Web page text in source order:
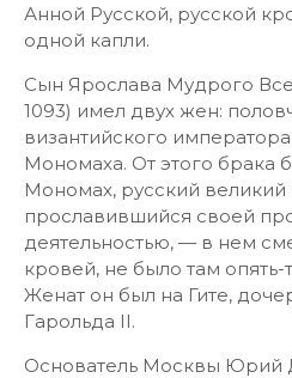
Анной Русской, русской
одной капли.
Сын Ярослава Мудрого
1093) имел двух жен:
византийского
Мономаха. От этого
Мономах, русский великий
прославившийся своей
деятельностью, — в нем
кровей, не было там опять-
Женат он был на Гите,
Гарольда II.
Основатель Москвы Юрий